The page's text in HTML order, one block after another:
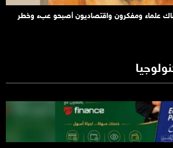
علماء ومفكرون واقتصاديون أصبحو عبء وخطر